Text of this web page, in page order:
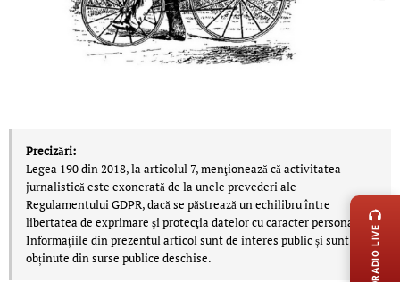
Precizări:
Legea 190 din 2018, la articolul 7, menţionează că activitatea
jurnalistică este exonerată de la unele prevederi ale
Regulamentului GDPR, dacă se păstrează un echilibru între
libertatea de exprimare şi protecţia datelor cu caracter personal.
Informațiile din prezentul articol sunt de interes public și sunt
obținute din surse publice deschise.
RADIO LIVE